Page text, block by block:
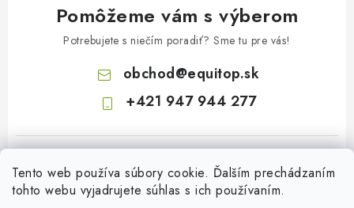
Tento web používa súbory cookie. Ďalším prechádzaním
tohto webu vyjadrujete súhlas s ich používaním.
Pomôžeme vám s výberom
Potrebujete s niečím poradiť? Sme tu pre vás!
obchod@equitop.sk
+421 947 944 277